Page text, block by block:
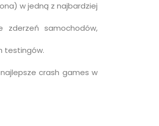
w jedną z najbardziej
zderzeń samochodów,
testingów.
crash games w